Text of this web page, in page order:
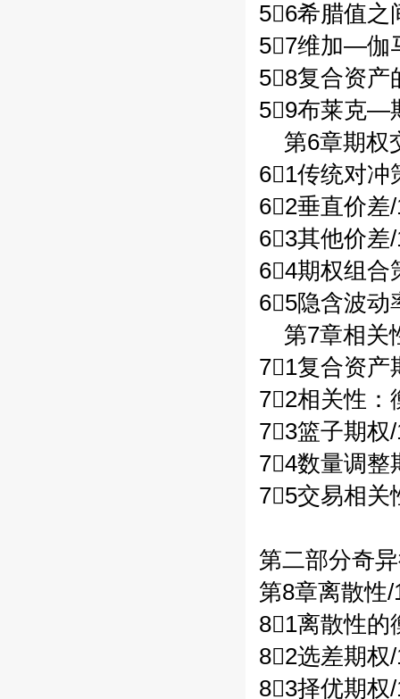
56希腊值之
57维加—伽
58复合资产
59布莱克—
第6章期权
61传统对冲
62垂直价差
63其他价差
64期权组合
65隐含波动
第7章相关
71复合资产
72相关性：
73篮子期权
74数量调整
75交易相关
第二部分奇
第8章离散性/
81离散性的
82选差期权
83择优期权